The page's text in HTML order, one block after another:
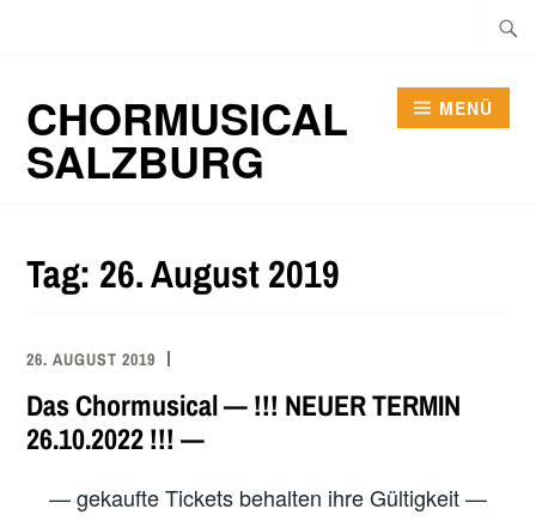
Suche
CHORMUSICAL
SALZBURG
MENÜ
Tag: 26. August 2019
26. AUGUST 2019
Das Chormusical — !!! NEUER TERMIN
26.10.2022 !!! —
— gekaufte Tickets behalten ihre Gültigkeit —